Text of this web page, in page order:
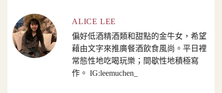
ALICE LEE
偏好低酒精酒類和甜點的金牛女，希望
藉由文字來推廣餐酒飲食風尚。平日裡
常態性地吃喝玩樂；間歇性地積極寫
作。 IG:leemuchen_